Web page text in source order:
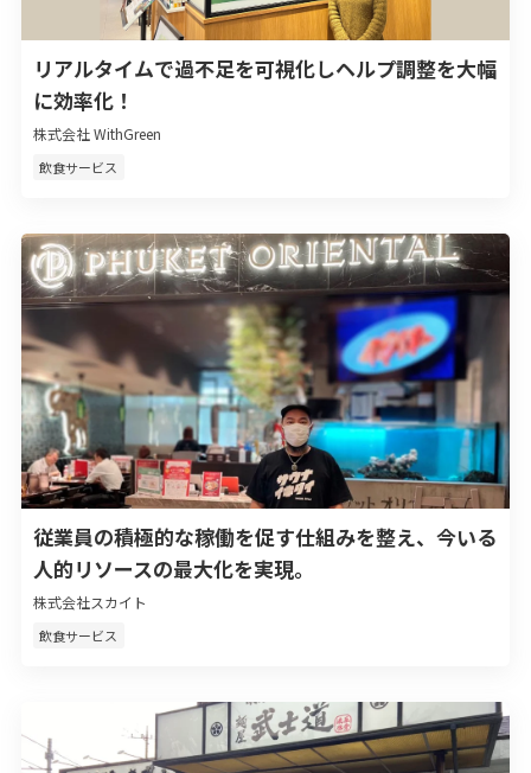
リアルタイムで過不足を可視化しヘルプ調整を大幅
に効率化！
株式会社 WithGreen
飲食サービス
従業員の積極的な稼働を促す仕組みを整え、今いる
人的リソースの最大化を実現。
株式会社スカイト
飲食サービス